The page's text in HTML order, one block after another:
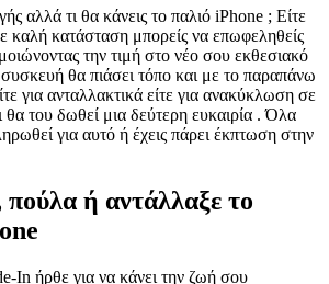
αλλά τι θα κάνεις το παλιό iPhone ; Είτε
καλή κατάσταση μπορείς να επωφεληθείς
την τιμή στο νέο σου εκθεσιακό
θα πιάσει τόπο και με το παραπάνω
για ανταλλακτικά είτε για ανακύκλωση σε
του δωθεί μια δεύτερη ευκαιρία . Όλα
για αυτό ή έχεις πάρει έκπτωση στην
ή αντάλλαξε το
In ήρθε για να κάνει την ζωή σου